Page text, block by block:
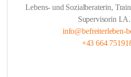
Lebens- und Sozialberaterin,
Supervisorin
info@befreiterleben-
+43 664